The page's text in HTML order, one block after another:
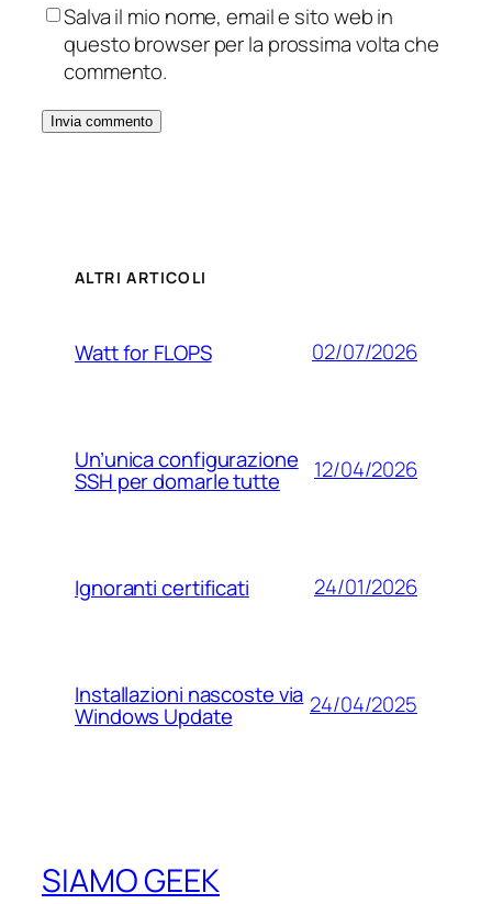
Salva il mio nome, email e sito web in
questo browser per la prossima volta che
commento.
ALTRI ARTICOLI
Watt for FLOPS 02/07/2026
Un’unica configurazione
SSH per domarle tutte 12/04/2026
Ignoranti certificati 24/01/2026
Installazioni nascoste via
Windows Update 24/04/2025
SIAMO GEEK